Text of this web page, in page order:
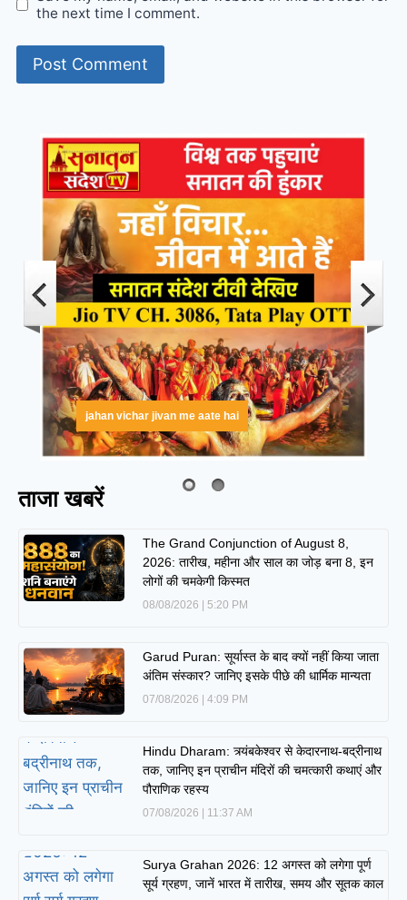
the next time I comment.
jahan vichar jivan me aate hai
ताजा खबरें
The Grand Conjunction of August 8,
2026: तारीख, महीना और साल का जोड़ बना 8, इन
लोगों की चमकेगी किस्मत
08/08/2026 5:20 PM
Garud Puran: सूर्यास्त के बाद क्यों नहीं किया जाता
अंतिम संस्कार? जानिए इसके पीछे की धार्मिक मान्यता
07/08/2026 4:09 PM
Hindu Dharam: त्र्यंबकेश्वर से केदारनाथ-बद्रीनाथ
तक, जानिए इन प्राचीन मंदिरों की चमत्कारी कथाएं और
पौराणिक रहस्य
07/08/2026 11:37 AM
Surya Grahan 2026: 12 अगस्त को लगेगा पूर्ण
सूर्य ग्रहण, जानें भारत में तारीख, समय और सूतक काल